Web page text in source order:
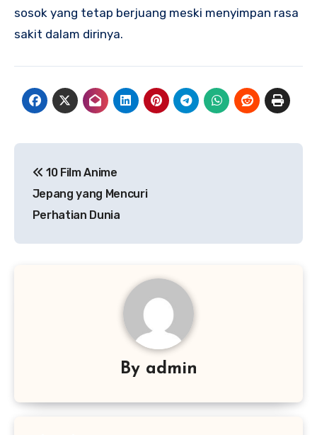
sosok yang tetap berjuang meski menyimpan rasa
sakit dalam dirinya.
pos
10 Film Anime
Jepang yang Mencuri
Perhatian Dunia
By admin